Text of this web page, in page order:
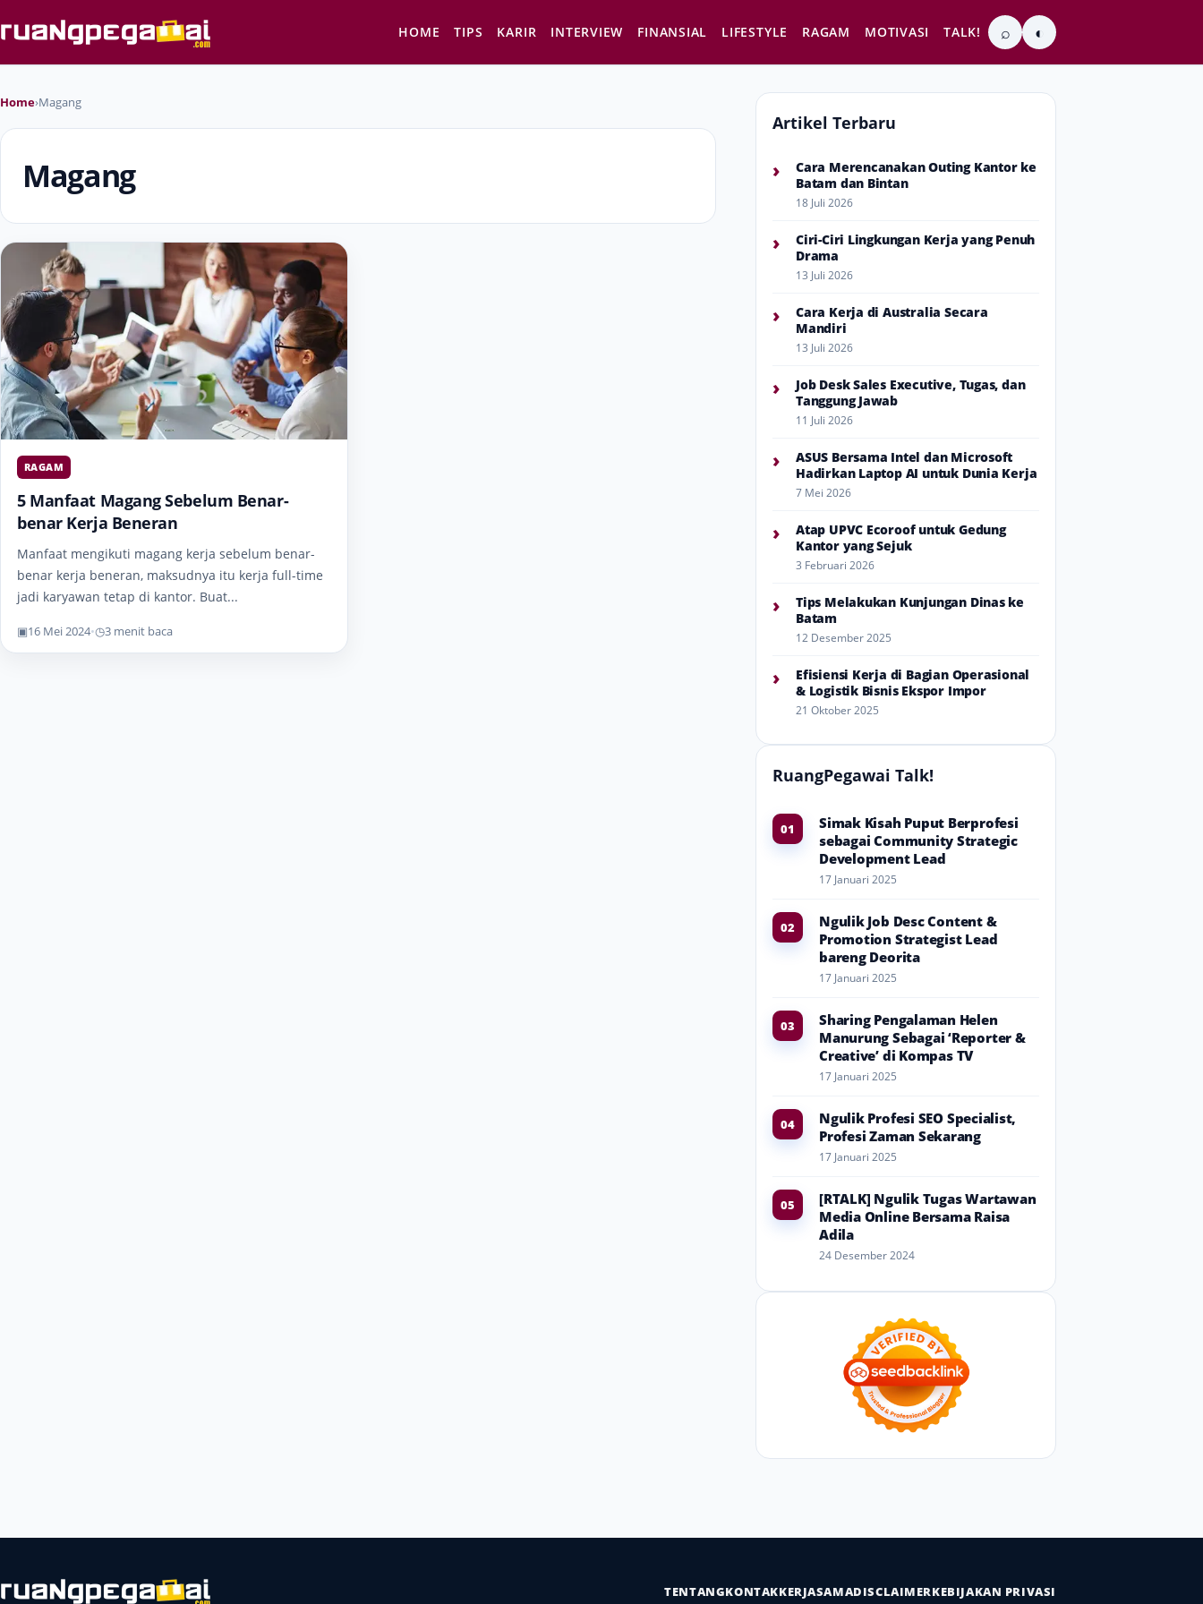
HOME TIPS KARIR INTERVIEW FINANSIAL LIFESTYLE RAGAM MOTIVASI TALK! ⌕ ◐
Home›Magang
Magang
RAGAM
5 Manfaat Magang Sebelum Benar-
benar Kerja Beneran
Manfaat mengikuti magang kerja sebelum benar-
benar kerja beneran, maksudnya itu kerja full-time
jadi karyawan tetap di kantor. Buat...
▣16 Mei 2024•◷3 menit baca
Artikel Terbaru
›
Cara Merencanakan Outing Kantor ke
Batam dan Bintan
18 Juli 2026
›
Ciri-Ciri Lingkungan Kerja yang Penuh
Drama
13 Juli 2026
›
Cara Kerja di Australia Secara
Mandiri
13 Juli 2026
›
Job Desk Sales Executive, Tugas, dan
Tanggung Jawab
11 Juli 2026
›
ASUS Bersama Intel dan Microsoft
Hadirkan Laptop AI untuk Dunia Kerja
7 Mei 2026
›
Atap UPVC Ecoroof untuk Gedung
Kantor yang Sejuk
3 Februari 2026
›
Tips Melakukan Kunjungan Dinas ke
Batam
12 Desember 2025
›
Efisiensi Kerja di Bagian Operasional
& Logistik Bisnis Ekspor Impor
21 Oktober 2025
RuangPegawai Talk!
01
Simak Kisah Puput Berprofesi
sebagai Community Strategic
Development Lead
17 Januari 2025
02
Ngulik Job Desc Content &
Promotion Strategist Lead
bareng Deorita
17 Januari 2025
03
Sharing Pengalaman Helen
Manurung Sebagai ‘Reporter &
Creative’ di Kompas TV
17 Januari 2025
04
Ngulik Profesi SEO Specialist,
Profesi Zaman Sekarang
17 Januari 2025
05
[RTALK] Ngulik Tugas Wartawan
Media Online Bersama Raisa
Adila
24 Desember 2024
TENTANGKONTAKKERJASAMADISCLAIMERKEBIJAKAN PRIVASI